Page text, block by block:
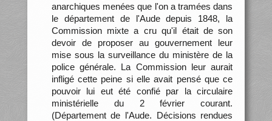
anarchiques menées que l'on a tramées dans
le département de l'Aude depuis 1848, la
Commission mixte a cru qu'il était de son
devoir de proposer au gouvernement leur
mise sous la surveillance du ministère de la
police générale. La Commission leur aurait
infligé cette peine si elle avait pensé que ce
pouvoir lui eut été confié par la circulaire
ministérielle du 2 février courant.
(Département de l'Aude. Décisions rendues